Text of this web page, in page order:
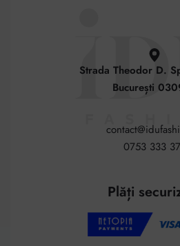
Strada Theodor D.
București
0753 333
Plăți